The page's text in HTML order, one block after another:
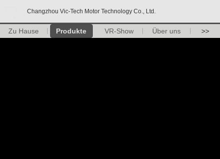
Changzhou Vic-Tech Motor Technology Co., Ltd.
Zu Hause Produkte VR-Show Über uns >>